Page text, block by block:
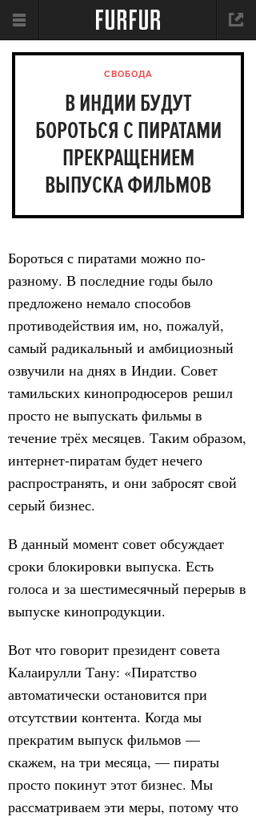
СВОБОДА
В ИНДИИ БУДУТ
БОРОТЬСЯ С ПИРАТАМИ
ПРЕКРАЩЕНИЕМ
ВЫПУСКА ФИЛЬМОВ
Бороться с пиратами можно по-
разному. В последние годы было
предложено немало способов
противодействия им, но, пожалуй,
самый радикальный и амбициозный
озвучили на днях в Индии. Совет
тамильских кинопродюсеров решил
просто не выпускать фильмы в
течение трёх месяцев. Таким образом,
интернет-пиратам будет нечего
распространять, и они забросят свой
серый бизнес.
В данный момент совет обсуждает
сроки блокировки выпуска. Есть
голоса и за шестимесячный перерыв в
выпуске кинопродукции.
Вот что говорит президент совета
Калаирулли Тану: «Пиратство
автоматически остановится при
отсутствии контента. Когда мы
прекратим выпуск фильмов —
скажем, на три месяца, — пираты
просто покинут этот бизнес. Мы
рассматриваем эти меры, потому что